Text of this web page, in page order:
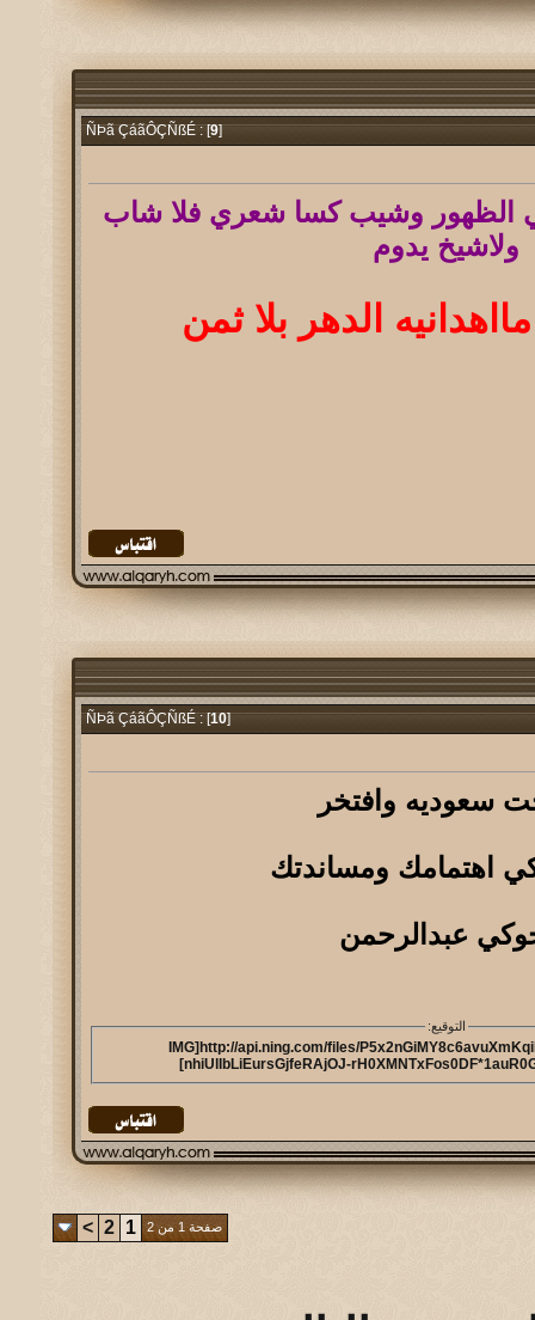
ÑÞã ÇáãÔÇÑßÉ : [
9]
الظهور وشيب كسا شعري فلا شاب
ولاشيخ يدوم
الدهر بلا ثمن
ÑÞã ÇáãÔÇÑßÉ : [
10]
سعوديه وافتخر
اهتمامك ومساندتك
عبدالرحمن
التوقيع:
[IMG]http://api.ning.com/files/
nhiUlIbLiEursGjfeRAjOJ-
صفحة 1 من 2 1
2
>